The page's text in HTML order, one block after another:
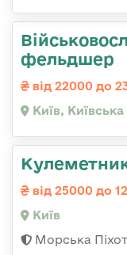
фельдшер
від 22000 до
Київ,
від 25000 до
Київ
Морська